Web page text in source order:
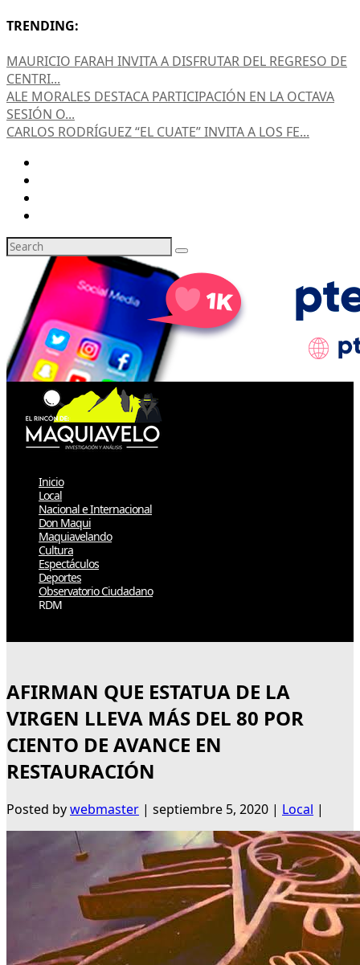
TRENDING:
MAURICIO FARAH INVITA A DISFRUTAR DEL REGRESO DE
CENTRI...
ALE MORALES DESTACA PARTICIPACIÓN EN LA OCTAVA
SESIÓN O...
CARLOS RODRÍGUEZ “EL CUATE” INVITA A LOS FE...
Inicio
Local
Nacional e Internacional
Don Maqui
Maquiavelando
Cultura
Espectáculos
Deportes
Observatorio Ciudadano
RDM
AFIRMAN QUE ESTATUA DE LA
VIRGEN LLEVA MÁS DEL 80 POR
CIENTO DE AVANCE EN
RESTAURACIÓN
Posted bywebmaster | septiembre 5, 2020 | Local |